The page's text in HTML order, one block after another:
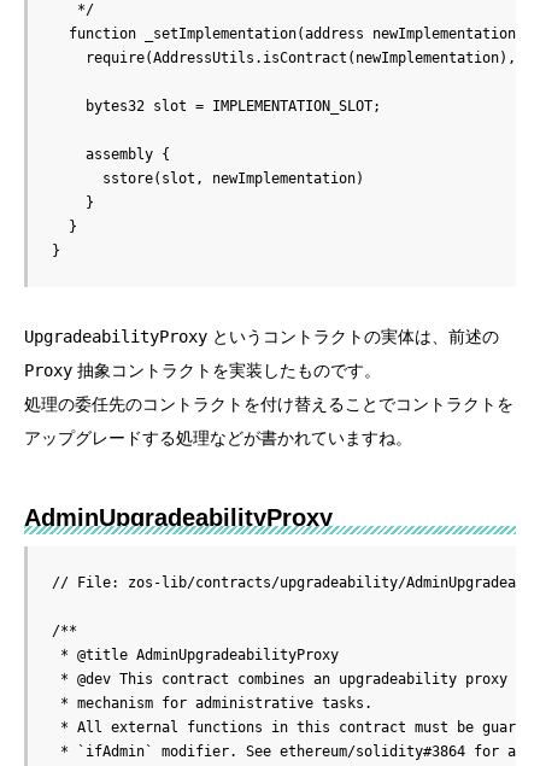
   */
function _setImplementation(address newImplementation)
require(AddressUtils.isContract(newImplementation),
    bytes32 slot = IMPLEMENTATION_SLOT;
    assembly {
      sstore(slot, newImplementation)
    }
  }
}
UpgradeabilityProxy というコントラクトの実体は、前述の
Proxy 抽象コントラクトを実装したものです。
処理の委任先のコントラクトを付け替えることでコントラクトを
アップグレードする処理などが書かれていますね。
AdminUpgradeabilityProxy
// File: zos-lib/contracts/upgradeability/
/**
* @title AdminUpgradeabilityProxy
* @dev This contract combines an upgradeability proxy
* mechanism for administrative tasks.
* All external functions in this contract must be
* `ifAdmin` modifier. See ethereum/solidity#3864 for a